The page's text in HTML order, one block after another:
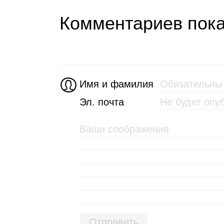
Комментариев
Имя и фамилия
Эл. почта